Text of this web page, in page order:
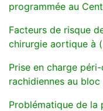
programmée au
Facteurs de risque
chirurgie aortique à
Prise en charge
rachidiennes au
Problématique de la